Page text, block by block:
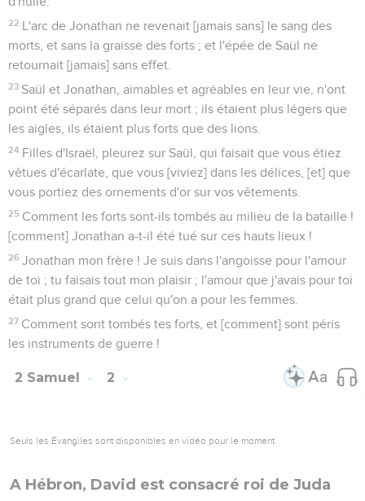
22 L'arc de Jonathan ne revenait [jamais sans] le sang des
morts, et sans la graisse des forts ; et l'épée de Saül ne
retournait [jamais] sans effet.
23 Saül et Jonathan, aimables et agréables en leur vie, n'ont
point été séparés dans leur mort ; ils étaient plus légers que
les aigles, ils étaient plus forts que des lions.
24 Filles d'Israël, pleurez sur Saül, qui faisait que vous étiez
vêtues d'écarlate, que vous [viviez] dans les délices, [et] que
vous portiez des ornements d'or sur vos vêtements.
25 Comment les forts sont-ils tombés au milieu de la bataille !
[comment] Jonathan a-t-il été tué sur ces hauts lieux !
26 Jonathan mon frère ! Je suis dans l'angoisse pour l'amour
de toi ; tu faisais tout mon plaisir ; l'amour que j'avais pour toi
était plus grand que celui qu'on a pour les femmes.
27 Comment sont tombés tes forts, et [comment] sont péris
les instruments de guerre !
2 Samuel 2
Seuls les Évangiles sont disponibles en vidéo pour le moment.
A Hébron, David est consacré roi de Juda